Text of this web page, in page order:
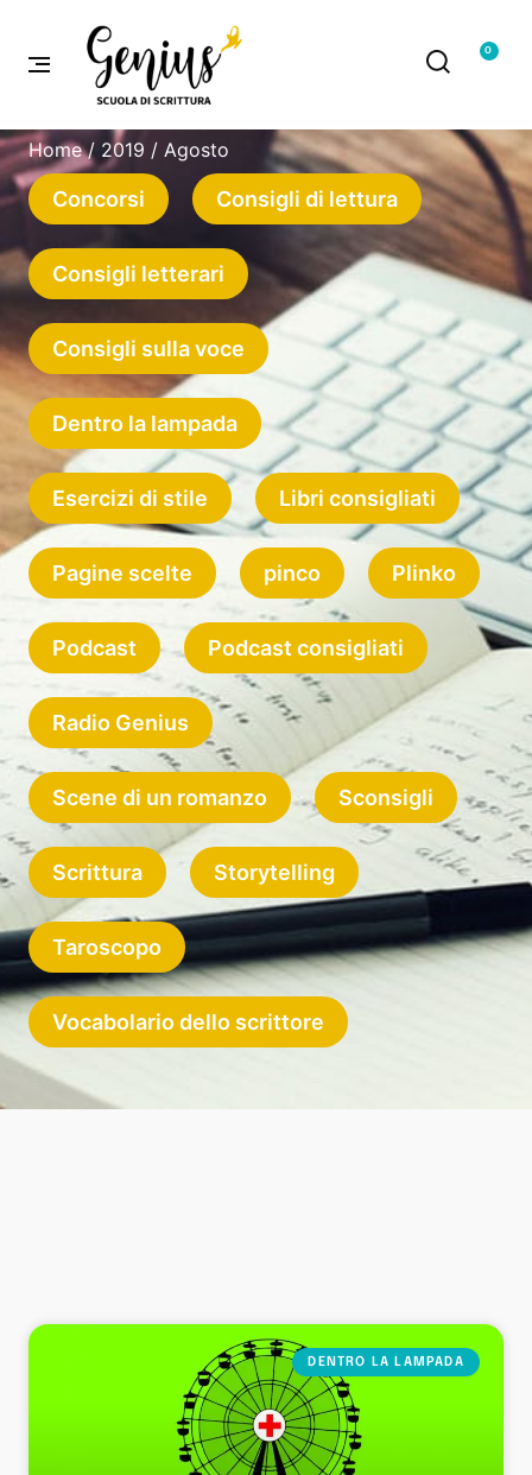
0
Home/ 2019 / Agosto
Concorsi Consigli di lettura
Consigli letterari
Consigli sulla voce
Dentro la lampada
Esercizi di stile Libri consigliati
Pagine scelte pinco Plinko
Podcast Podcast consigliati
Radio Genius
Scene di un romanzo Sconsigli
Scrittura Storytelling
Taroscopo
Vocabolario dello scrittore
DENTRO LA LAMPADA